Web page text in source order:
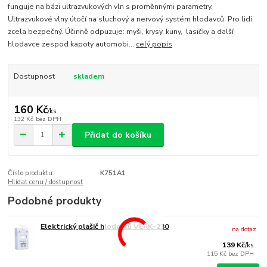
funguje na bázi ultrazvukových vln s proměnnými parametry.
Ultrazvukové vlny útočí na sluchový a nervový systém hlodavců. Pro lidi
zcela bezpečný. Účinně odpuzuje: myši, krysy, kuny, lasičky a další
hlodavce zespod kapoty automobi... celý popis
Dostupnost skladem
160 Kč/ks
132 Kč bez DPH
Přidat do košíku
Číslo produktu:
K751A1
Hlídat cenu / dostupnost
Podobné produkty
Elektrický plašič hlodavců VERK-230
139 Kč/ks
115 Kč bez DPH
na dotaz